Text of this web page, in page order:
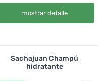
mostrar detalle
Sachajuan Champú
hidratante